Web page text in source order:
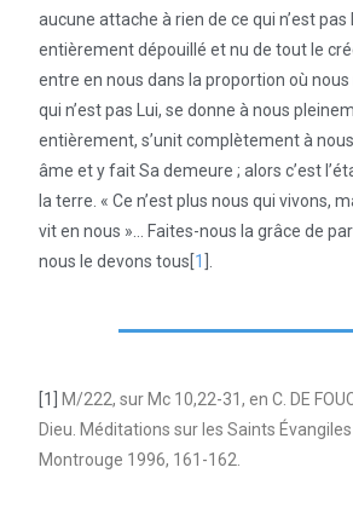
aucune attache à rien de ce qui n’est pas
entièrement dépouillé et nu de tout le
entre en nous dans la proportion où nous
qui n’est pas Lui, se donne à nous
entièrement, s’unit complètement à
âme et y fait Sa demeure ; alors c’est
la terre. « Ce n’est plus nous qui vivons,
vit en nous »… Faites-nous la grâce de
nous le devons tous[1].
[1]M/222, sur Mc 10,22-31, en C. DE
Dieu. Méditations sur les Saints
Montrouge 1996, 161-162.